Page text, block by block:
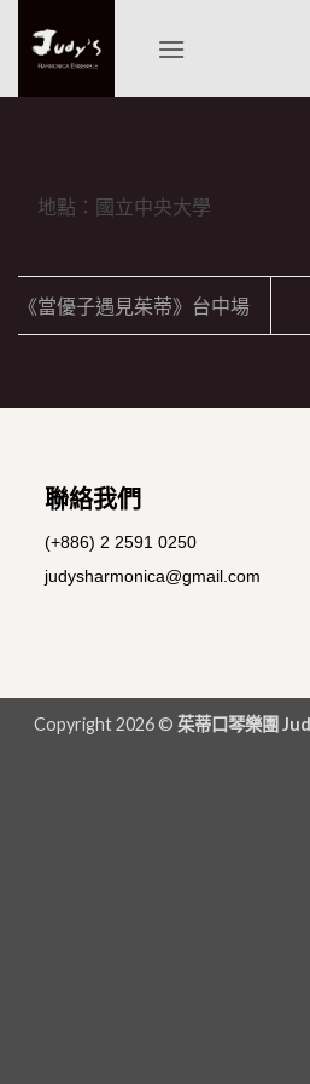
content
地點：國立中央大學
《當優子遇見茱蒂》台中場
聯絡我們
(+886) 2 2591 0250
judysharmonica@gmail.com
Copyright 2026 © 茱蒂口琴樂團